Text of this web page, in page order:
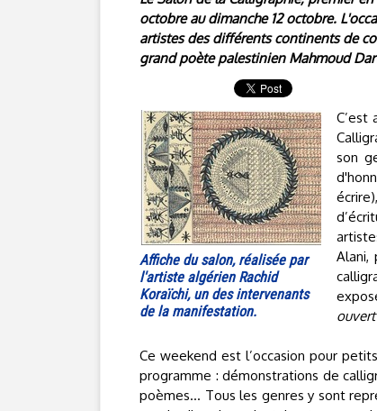
octobre au dimanche 12 octobre.
artistes des différents continents de
grand poète palestinien Mahmoud
Affiche du salon, réalisée par
l'artiste algérien Rachid
Koraïchi, un des intervenants
de la manifestation.
C’est
son
Alani,
Ce weekend est l’occasion pour
programme : démonstrations de
poèmes… Tous les genres y sont